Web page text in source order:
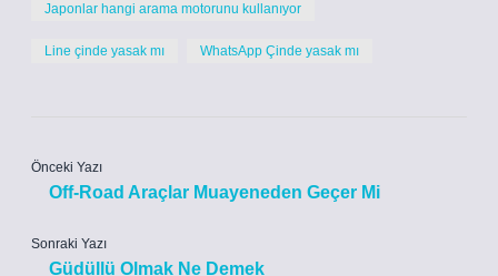
Japonlar hangi arama motorunu kullanıyor
Line çinde yasak mı WhatsApp Çinde yasak mı
Önceki Yazı
Off-Road Araçlar Muayeneden Geçer Mi
Sonraki Yazı
Güdüllü Olmak Ne Demek